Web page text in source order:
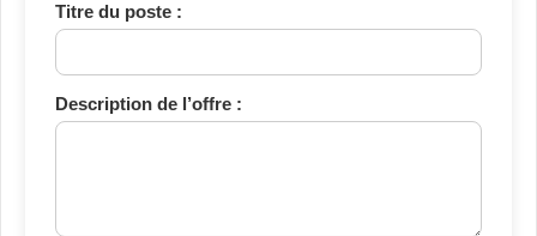
Titre du poste :
Description de l’offre :